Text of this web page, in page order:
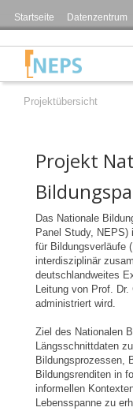
Startseite Datenzentrum
Projektübersicht
Projekt
Das Nationale
Panel Study,
für Bildungsverläufe
interdisziplinär
deutschlandweites
Leitung von Prof.
administriert wird.
Ziel des Nationalen
Längsschnittdaten
Bildungsprozessen,
Bildungsrenditen in
informellen
Lebensspanne zu